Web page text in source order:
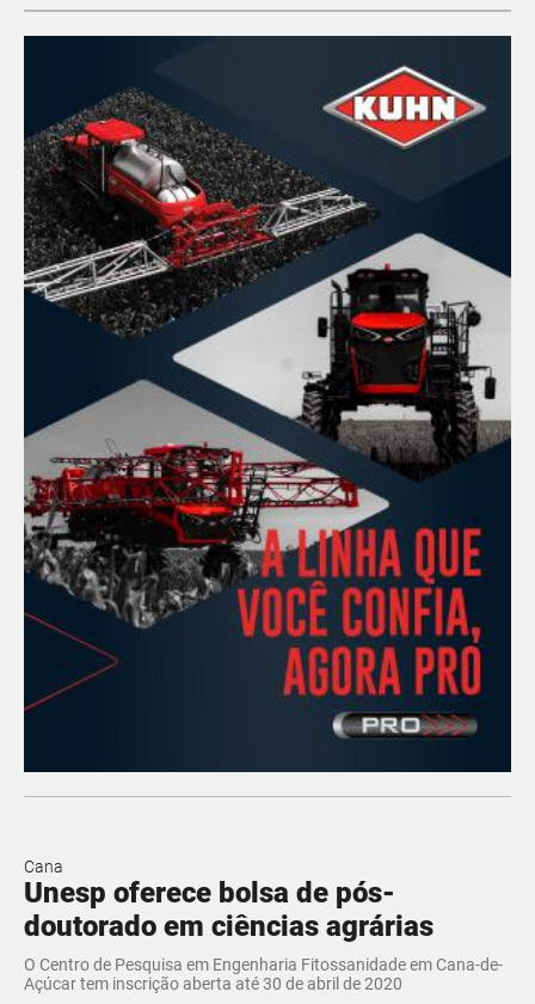
Cana
Unesp oferece bolsa de pós-
doutorado em ciências agrárias
​O Centro de Pesquisa em Engenharia Fitossanidade em Cana-de-
Açúcar tem inscrição aberta até 30 de abril de 2020